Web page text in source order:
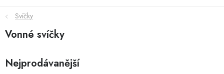
Zahrada
Dílna a stavba
Domácnost
Svíčky
Vonné svíčky
Nejprodávanější